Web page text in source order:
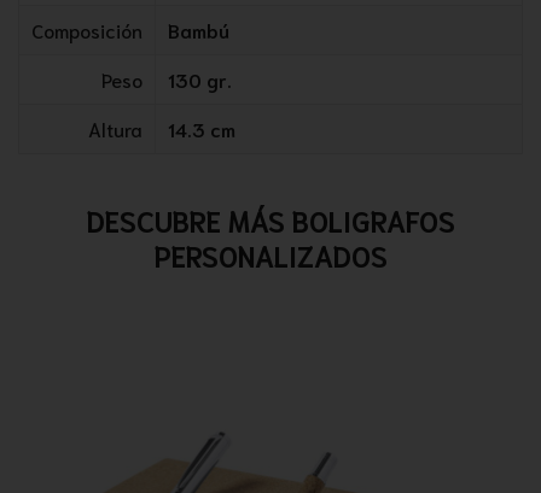
Composición
Bambú
Peso
130 gr.
Altura
14.3 cm
DESCUBRE MÁS BOLIGRAFOS
PERSONALIZADOS